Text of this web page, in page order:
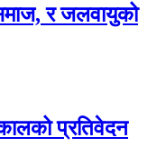
र जलवायुको
प्रतिवेदन